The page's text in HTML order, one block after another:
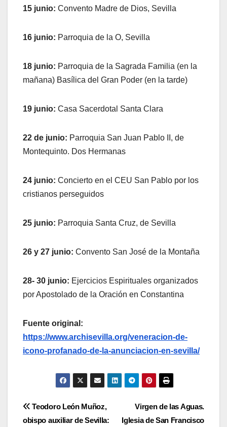
15 junio: Convento Madre de Dios, Sevilla
16 junio: Parroquia de la O, Sevilla
18 junio: Parroquia de la Sagrada Familia (en la
mañana) Basílica del Gran Poder (en la tarde)
19 junio: Casa Sacerdotal Santa Clara
22 de junio: Parroquia San Juan Pablo II, de
Montequinto. Dos Hermanas
24 junio: Concierto en el CEU San Pablo por los
cristianos perseguidos
25 junio: Parroquia Santa Cruz, de Sevilla
26 y 27 junio: Convento San José de la Montaña
28- 30 junio: Ejercicios Espirituales organizados
por Apostolado de la Oración en Constantina
Fuente original:
https://www.archisevilla.org/veneracion-de-
icono-profanado-de-la-anunciacion-en-sevilla/
Navegación
Virgen de las Aguas.
Iglesia de San Francisco
Teodoro León Muñoz,
obispo auxiliar de Sevilla: